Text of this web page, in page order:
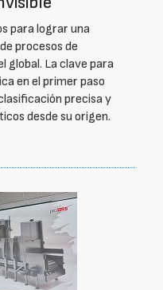
para lograr una
procesos de
global. La clave para
en el primer paso
precisa y
desde su origen.